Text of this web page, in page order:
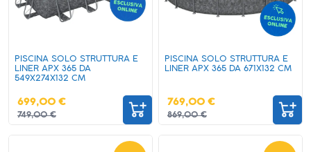
PISCINA SOLO STRUTTURA E
LINER APX 365 DA
549X274X132 CM
699,00 €
749,00 €
PISCINA SOLO STRUTTURA E
LINER APX 365 DA 671X132 CM
769,00 €
869,00 €